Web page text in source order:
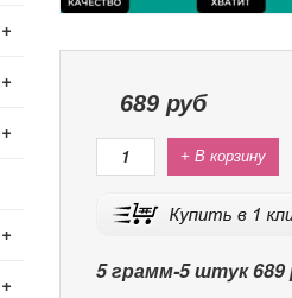
+
+
+
+
+
689руб
+ В корзину
5 грамм-5 штук689